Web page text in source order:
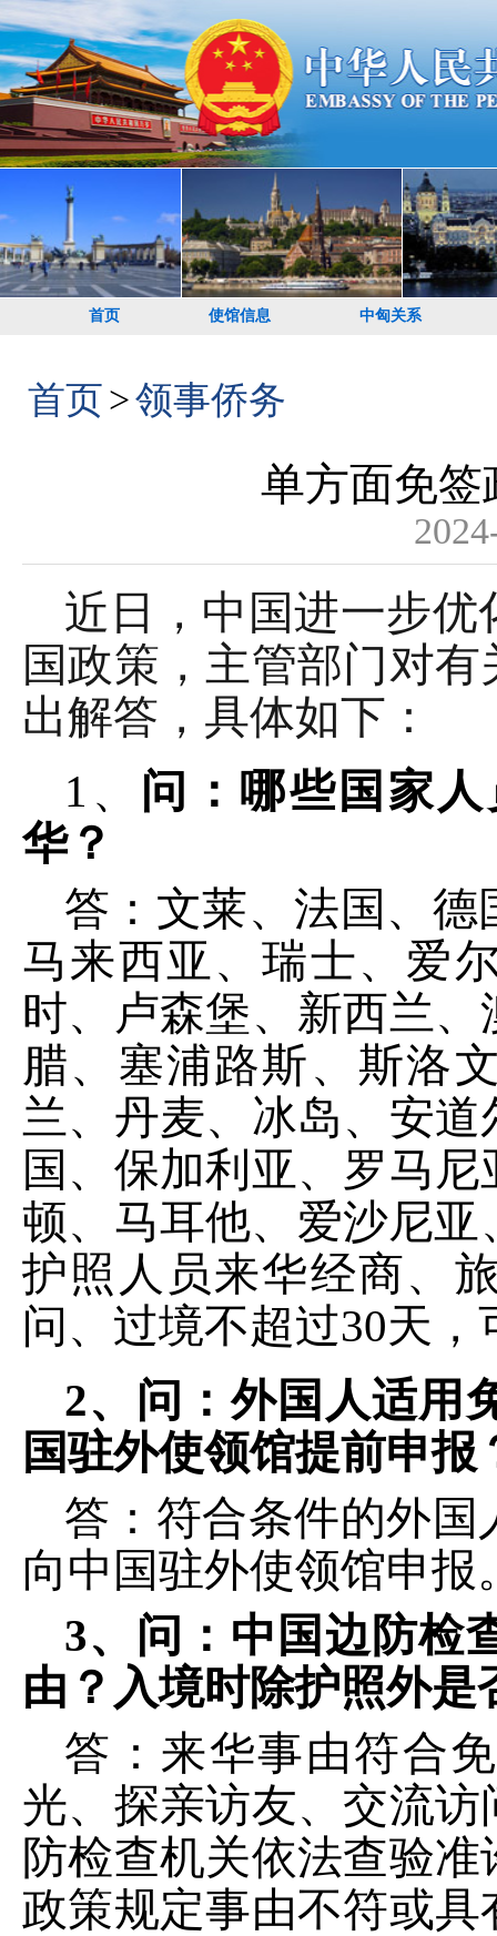
首页 使馆信息 中匈关系
首页>领事侨务
单方面免签
近日，中国进一步
国政策，主管部门对
出解答，具体如下：
1、 问： 哪些国家
华？
答：文莱、法国、
马来西亚、瑞士、爱
时、卢森堡、新西兰
腊、塞浦路斯、斯洛
兰、丹麦、冰岛、安
国、保加利亚、罗马
顿、马耳他、爱沙尼
护照人员来华经商、
问、过境不超过30天，
2、 问 ：外国人适用
国驻外使领馆提前申报
答：符合条件的外
向中国驻外使领馆申报
3、问： 中国边防检
由？入境时除护照外
答：来华事由符合
光、探亲访友、交流
防检查机关依法查验
政策规定事由不符或